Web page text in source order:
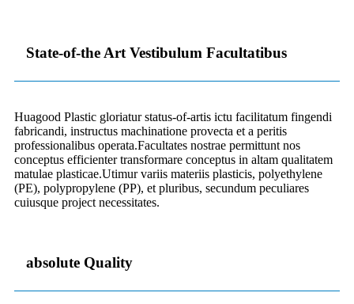
State-of-the Art Vestibulum Facultatibus
Huagood Plastic gloriatur status-of-artis ictu facilitatum fingendi
fabricandi, instructus machinatione provecta et a peritis
professionalibus operata.Facultates nostrae permittunt nos
conceptus efficienter transformare conceptus in altam qualitatem
matulae plasticae.Utimur variis materiis plasticis, polyethylene
(PE), polypropylene (PP), et pluribus, secundum peculiares
cuiusque project necessitates.
absolute Quality